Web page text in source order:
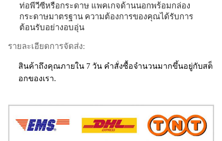
ท่อพีวีซีหรือกระดาษ แพคเกจด้านนอกพร้อมกล่อง
กระดาษมาตรฐาน ความต้องการของคุณได้รับการ
ต้อนรับอย่างอบอุ่น
รายละเอียดการจัดส่ง:
สินค้าถึงคุณภายใน 7 วัน คำสั่งซื้อจำนวนมากขึ้นอยู่กับสต็
อกของเรา.